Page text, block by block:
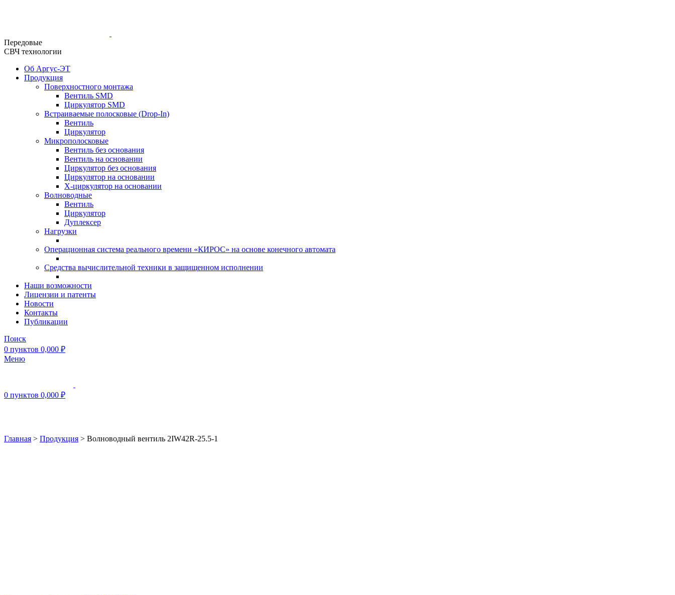
Передовые
СВЧ технологии
Об Аргус-ЭТ
Продукция
Поверхностного монтажа
Вентиль SMD
Циркулятор SMD
Встраиваемые полосковые (Drop-In)
Вентиль
Циркулятор
Микрополосковые
Вентиль без основания
Вентиль на основании
Циркулятор без основания
Циркулятор на основании
Х-циркулятор на основании
Волноводные
Вентиль
Циркулятор
Дуплексер
Нагрузки
Операционная система реального времени «КИРОС» на основе конечного автомата
Средства вычислительной техники в защищенном исполнении
Наши возможности
Лицензии и патенты
Новости
Контакты
Публикации
Поиск
0 пунктов 0,000 ₽
Меню
0 пунктов 0,000 ₽
Главная > Продукция > Волноводный вентиль 2IW42R-25.5-1